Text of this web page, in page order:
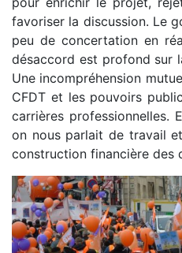
favoriser la discussion. Le
peu de concertation en
désaccord est profond sur
Une incompréhension
CFDT et les pouvoirs
carrières professionnelles.
on nous parlait de travail
construction financière des